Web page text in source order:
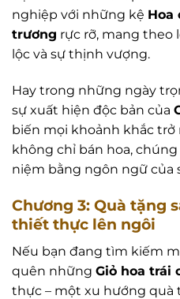
nghiệp với những kệ Hoa
trương rực rỡ, mang theo
lộc và sự thịnh vượng.
Hay trong những ngày
sự xuất hiện độc bản của
biến mọi khoảnh khắc trở
không chỉ bán hoa,
niệm bằng ngôn ngữ của
Chương 3: Quà tặng
thiết thực lên ngôi
Nếu bạn đang tìm kiếm
quên những Giỏ hoa trái
thực – một xu hướng quà